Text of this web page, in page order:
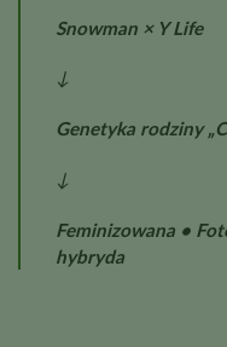
Snowman × Y Life
↓
Genetyka rodziny
↓
Feminizowana •
hybryda